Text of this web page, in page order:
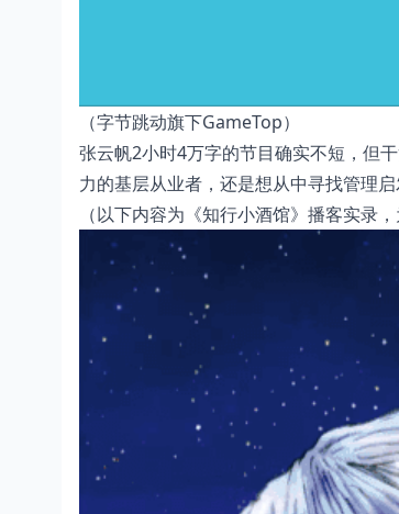
（字节跳动旗下GameTop）
张云帆2小时4万字的节目确实不短，但
力的基层从业者，还是想从中寻找管理
（以下内容为《知行小酒馆》播客实录